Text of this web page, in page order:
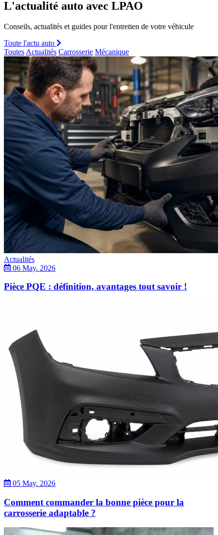
L'actualité auto avec LPAO
Conseils, actualités et guides pour l'entretien de votre véhicule
Toute l'actu auto
Toutes Actualités Carrosserie Mécanique
Actualités
06 May. 2026
Pièce PQE : définition, avantages tout savoir !
05 May. 2026
Comment commander la bonne pièce pour la
carrosserie adaptable ?